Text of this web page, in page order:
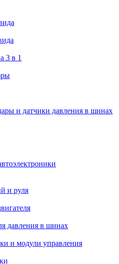
3 в 1
и датчики давления в шинах
и руля
давления в шинах
и модули управления